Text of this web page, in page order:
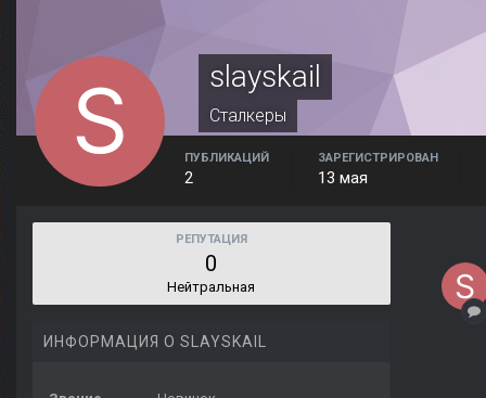
slayskail
Сталкеры
ПУБЛИКАЦИЙ
2
ЗАРЕГИСТРИРОВАН
13 мая
РЕПУТАЦИЯ
0
Нейтральная
ИНФОРМАЦИЯ О SLAYSKAIL